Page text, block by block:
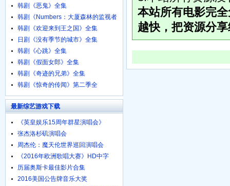
本站所有电影完
越快，把资源分
韩剧《恶鬼》全集
韩剧《Numbers：大厦森林的监视者
们》全集
韩剧《欢迎来到王之国》全集
日剧《没有季节的城市》全集
韩剧《心跳》全集
韩剧《假面女郎》全集
韩剧《奇迹的兄弟》全集
韩剧《惊奇的传闻》第二季全
最新综艺游戏下载
《英皇娱乐15周年群星演唱会》
720p.BD粤语中字
张杰洛杉矶演唱会
周杰伦：魔天伦世界巡回演唱会
《2016年欧洲歌唱大赛》HD中字
1024高清
历届奥斯卡最佳影片合集
2016美国公告牌音乐大奖